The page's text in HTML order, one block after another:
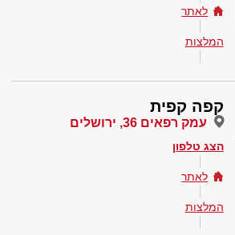
לאתר
המלצות
קפה קפית
עמק רפאים 36, ירושלים
הצג טלפון
לאתר
המלצות